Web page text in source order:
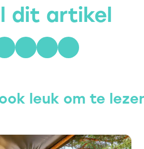
dit artikel
leuk om te